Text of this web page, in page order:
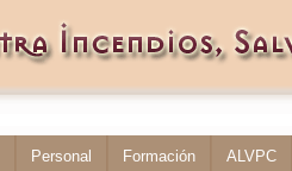
Personal Formación ALVPC